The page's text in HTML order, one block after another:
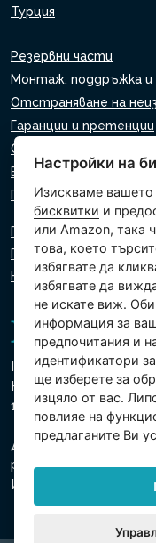
Турция
Резервни части
Монтаж, поддръжка и
Отстраняване на
Гаранции и претенции
Списък на
Виртуален асистент
Пишете ни
Политика за
Политика за
Настройки на
Intex Trading, s.r.o.
Hradecká 2526/3
130 00 Прага 3 -
Дружеството е
раздел В, вх. 74759
Ид.№ 26150808,
Настройки на
Изискваме вашето
бисквитки и
или Amazon, така
това, което
избягвате да
избягвате да
не искате виж.
информация за
предпочитания и
идентификатори
ще изберете за
изцяло от вас.
повлияе на
предлаганите Ви